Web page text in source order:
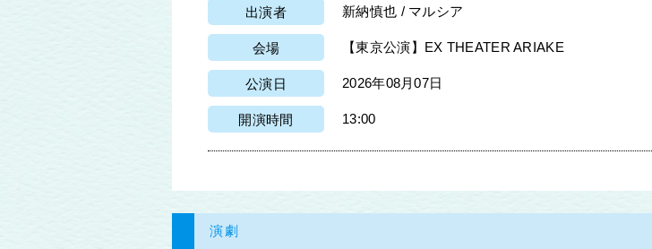
出演者 新納慎也 / マルシア
会場 【東京公演】EX THEATER ARIAKE
公演日 2026年08月07日
開演時間 13:00
演劇